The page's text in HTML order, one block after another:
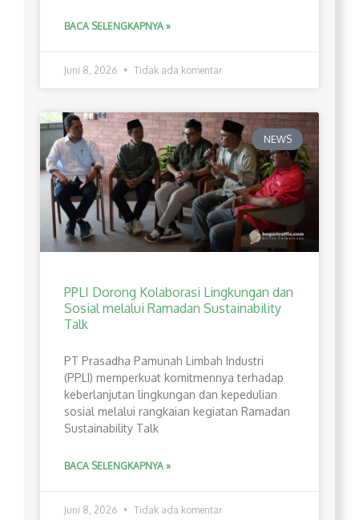
BACA SELENGKAPNYA »
Juni 8, 2026 Tidak ada komentar
NEWS
PPLI Dorong Kolaborasi Lingkungan dan
Sosial melalui Ramadan Sustainability
Talk
PT Prasadha Pamunah Limbah Industri
(PPLI) memperkuat komitmennya terhadap
keberlanjutan lingkungan dan kepedulian
sosial melalui rangkaian kegiatan Ramadan
Sustainability Talk
BACA SELENGKAPNYA »
Juni 8, 2026 Tidak ada komentar